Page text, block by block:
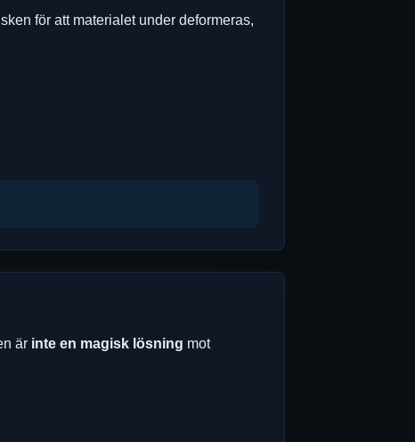
för att materialet under deformeras,
är inte en magisk lösning mot